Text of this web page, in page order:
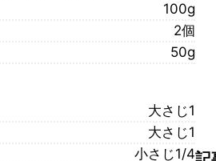
100g
2個
50g
大さじ1
大さじ1
小さじ1/4